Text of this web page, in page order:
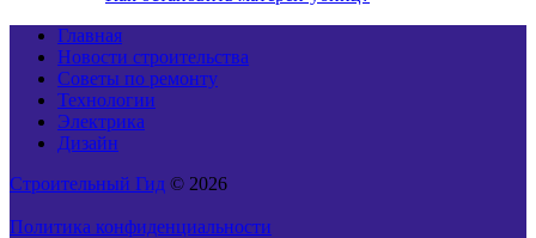
Главная
Новости строительства
Советы по ремонту
Технологии
Электрика
Дизайн
Строительный Гид © 2026
Политика конфиденциальности